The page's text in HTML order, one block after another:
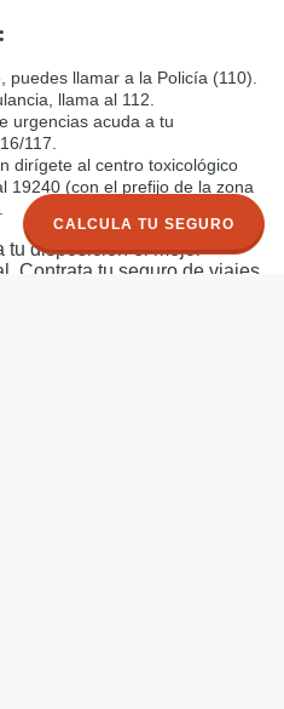
puedes llamar a la Policía (110).
llama al 112.
urgencias acuda a tu
117.
dirígete al centro toxicológico
19240 (con el prefijo de la zona
tu disposición el mejor
Contrata tu seguro de viajes
CALCULA TU SEGURO